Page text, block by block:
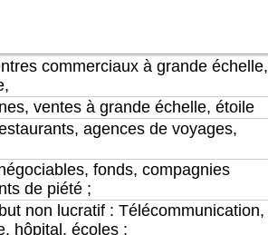
commerciaux à grande échelle,
ventes à grande échelle, étoile
agences de voyages,
fonds, compagnies
de piété ;
non lucratif : Télécommunication,
hôpital, écoles ;